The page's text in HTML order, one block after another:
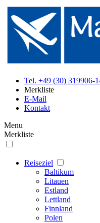
Tel. +49 (30) 319906-
Merkliste
E-Mail
Kontakt
Menu
Merkliste
Reiseziel
Baltikum
Litauen
Estland
Lettland
Finnland
Polen